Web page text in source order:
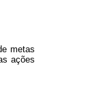
metas
ações